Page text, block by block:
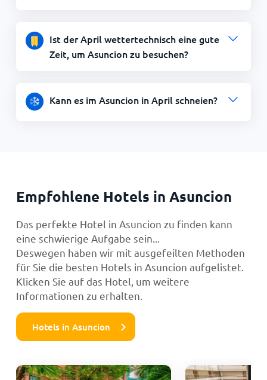
Ist der April wettertechnisch eine gute
Zeit, um Asuncion zu besuchen?
Kann es im Asuncion in April schneien?
Empfohlene Hotels in Asuncion
Das perfekte Hotel in Asuncion zu finden kann
eine schwierige Aufgabe sein...
Deswegen haben wir mit ausgefeilten Methoden
für Sie die besten Hotels in Asuncion aufgelistet.
Klicken Sie auf das Hotel, um weitere
Informationen zu erhalten.
Hotels in Asuncion